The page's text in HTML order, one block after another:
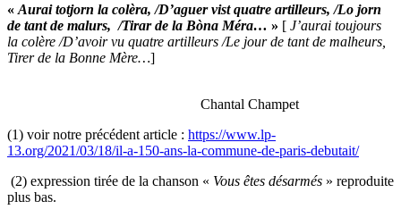
« Aurai totjorn la colèra, /D’aguer vist quatre artilleurs, /Lo jorn
de tant de malurs, /Tirar de la Bòna Méra… » [ J’aurai toujours
la colère /D’avoir vu quatre artilleurs /Le jour de tant de malheurs,
Tirer de la Bonne Mère…]
Chantal Champet
(1) voir notre précédent article : https://www.lp-
13.org/2021/03/18/il-a-150-ans-la-commune-de-paris-debutait/
(2) expression tirée de la chanson « Vous êtes désarmés » reproduite
plus bas.